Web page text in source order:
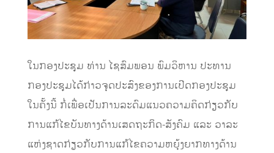
ໃນກອງປະຊຸມ ທ່ານ ໄຊສົມພອນ ພົມວິຫານ ປະທານ
ກອງປະຊຸມໄດ້ກ່າວຈຸດປະສົງຂອງການເປີດກອງປະຊຸມ
ໃນຄັ້ງນີ້ ກໍ່ເພື່ອເປັນການລະດົມແນວຄວາມຄິດກ່ຽວກັບ
ການແກ້ໄຂບັນທາງດ້ານເສດຖະກິດ-ສັງຄົມ ແລະ ວາລະ
ແຫ່ງຊາດກ່ຽວກັບການແກ້ໄຂຄວາມຫຍຸ້ງຍາກທາງດ້ານ